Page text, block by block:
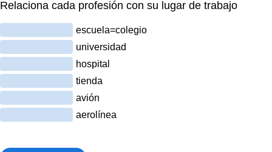
Relaciona cada profesión con su lugar de trabajo
escuela=colegio
universidad
hospital
tienda
avión
aerolínea